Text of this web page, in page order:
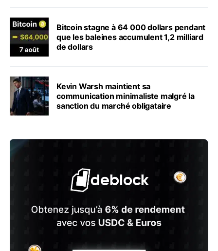
Bitcoin stagne à 64 000 dollars pendant
que les baleines accumulent 1,2 milliard
de dollars
Kevin Warsh maintient sa
communication minimaliste malgré la
sanction du marché obligataire